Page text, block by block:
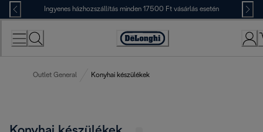
Skip
to
Content
Ingyenes házhozszállítás minden 17500 Ft vásárlás esetén
Accessibility
Outlet General Konyhai készülékek